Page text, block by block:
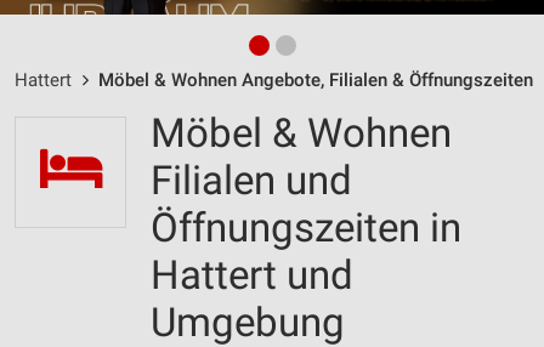
Hattert Möbel & Wohnen Angebote, Filialen & Öffnungszeiten
Möbel & Wohnen
Filialen und
Öffnungszeiten in
Hattert und
Umgebung